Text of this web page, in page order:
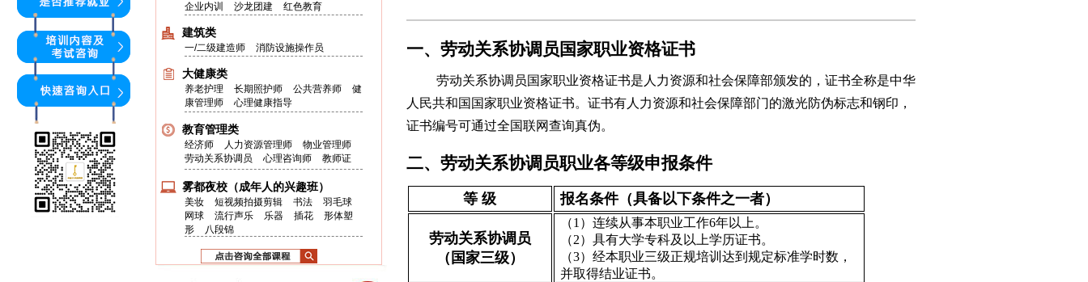
企业内训 沙龙团建 红色教育
建筑类
一/二级建造师 消防设施操作员
大健康类
养老护理 长期照护师 公共营养师
健
康管理师
心理健康指导
教育管理类
经济师 人力资源管理师
物业管理师
劳动关系协调员
心理咨询师 教师证
雾都夜校（成年人的兴趣班）
美妆 短视频拍摄剪辑 书法
羽毛球
网球
流行声乐 乐器 插花
形体塑
形
八段锦
一、劳动关系协调员国家职业资格证书
劳动关系协调员国家职业资格证书是人力资源和社会保障部颁发的，证书全称是中华
人民共和国国家职业资格证书。证书有人力资源和社会保障部门的激光防伪标志和钢印，
证书编号可通过全国联网查询真伪。
二、劳动关系协调员职业各等级申报条件
等 级 报名条件（具备以下条件之一者）
劳动关系协调员
（国家三级）
（1）连续从事本职业工作6年以上。
（2）具有大学专科及以上学历证书。
（3）经本职业三级正规培训达到规定标准学时数，
并取得结业证书。